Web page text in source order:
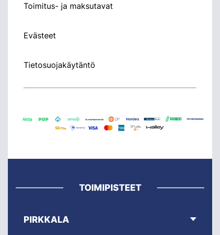
Toimitus- ja maksutavat
Evästeet
Tietosuojakäytäntö
TOIMIPISTEET
PIRKKALA